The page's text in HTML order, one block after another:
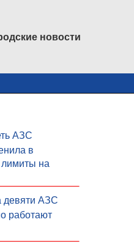
новости
АЗС
в
лимиты на
девяти АЗС
работают